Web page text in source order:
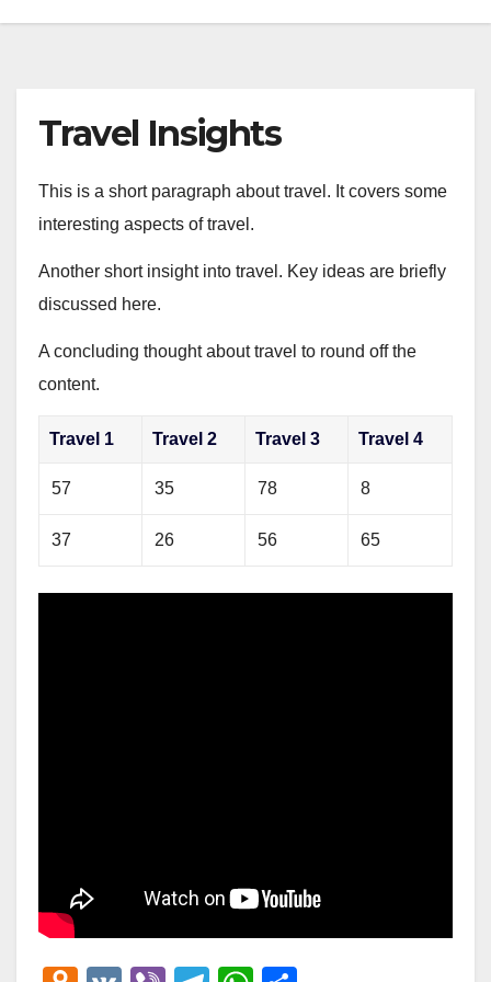
Travel Insights
This is a short paragraph about travel. It covers some
interesting aspects of travel.
Another short insight into travel. Key ideas are briefly
discussed here.
A concluding thought about travel to round off the
content.
Travel 1 Travel 2 Travel 3 Travel 4
57 35 78 8
37 26 56 65